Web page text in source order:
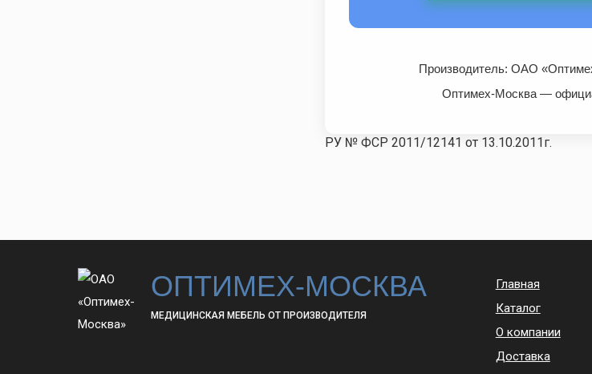
Производитель: ОАО
Оптимех-Москва —
РУ № ФСР 2011/12141 от 13.10.2011г.
ОПТИМЕХ-МОСКВА
МЕДИЦИНСКАЯ МЕБЕЛЬ ОТ ПРОИЗВОДИТЕЛЯ
Главная
Каталог
О компании
Доставка